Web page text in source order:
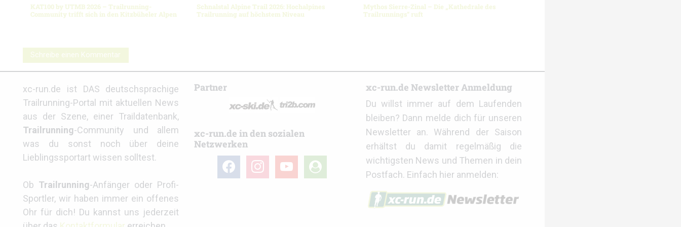
KAT100 by UTMB 2026 – Trailrunning-
Community trifft sich in den Kitzbüheler Alpen
Schnalstal Alpine Trail 2026: Hochalpines
Trailrunning auf höchstem Niveau
Mythos Sierre-Zinal – Die „Kathedrale des
Trailrunnings“ ruft
Schreibe einen Kommentar
xc-run.de ist DAS deutschsprachige
Trailrunning-Portal mit aktuellen News
aus der Szene, einer Traildatenbank,
Trailrunning-Community und allem
was du sonst noch über deine
Lieblingssportart wissen solltest.
Ob Trailrunning-Anfänger oder Profi-
Sportler, wir haben immer ein offenes
Ohr für dich! Du kannst uns jederzeit
Partner
xc-run.de in den sozialen
Netzwerken
facebookinstagramyoutube
user-
circle
xc-run.de Newsletter Anmeldung
Du willst immer auf dem Laufenden
bleiben? Dann melde dich für unseren
Newsletter an. Während der Saison
erhältst du damit regelmäßig die
wichtigsten News und Themen in dein
Postfach. Einfach hier anmelden: